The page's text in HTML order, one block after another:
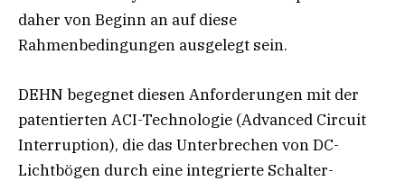
daher von Beginn an auf diese
Rahmenbedingungen ausgelegt sein.
DEHN begegnet diesen Anforderungen mit der
patentierten ACI-Technologie (Advanced Circuit
Interruption), die das Unterbrechen von DC-
Lichtbögen durch eine integrierte Schalter-